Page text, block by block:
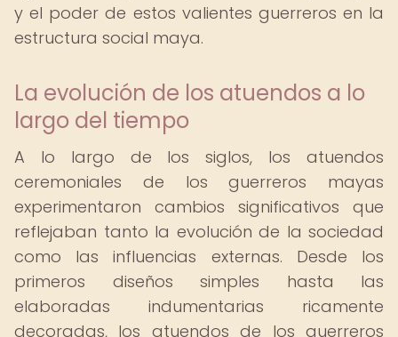
y el poder de estos valientes guerreros en la
estructura social maya.
La evolución de los atuendos a lo
largo del tiempo
A lo largo de los siglos, los atuendos
ceremoniales de los guerreros mayas
experimentaron cambios significativos que
reflejaban tanto la evolución de la sociedad
como las influencias externas. Desde los
primeros diseños simples hasta las
elaboradas indumentarias ricamente
decoradas, los atuendos de los guerreros